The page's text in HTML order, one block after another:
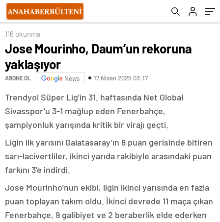
116 okunma
Jose Mourinho, Daum’un rekoruna
yaklaşıyor
ABONE OL News 17 Nisan 2025 03:17
Trendyol Süper Lig’in 31. haftasında Net Global
Sivasspor’u 3-1 mağlup eden Fenerbahçe,
şampiyonluk yarışında kritik bir virajı geçti.
Ligin ilk yarısını Galatasaray’ın 8 puan gerisinde bitiren
sarı-lacivertliler, ikinci yarıda rakibiyle arasındaki puan
farkını 3’e indirdi.
Jose Mourinho’nun ekibi, ligin ikinci yarısında en fazla
puan toplayan takım oldu. İkinci devrede 11 maça çıkan
Fenerbahçe, 9 galibiyet ve 2 beraberlik elde ederken